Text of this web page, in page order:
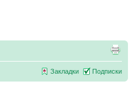
Закладки Подписки